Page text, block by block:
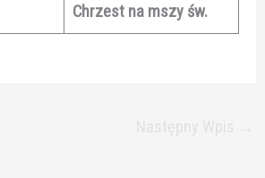
Chrzest na mszy św.